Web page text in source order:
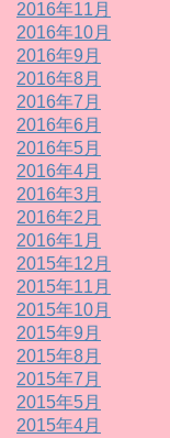
2016年11月
2016年10月
2016年9月
2016年8月
2016年7月
2016年6月
2016年5月
2016年4月
2016年3月
2016年2月
2016年1月
2015年12月
2015年11月
2015年10月
2015年9月
2015年8月
2015年7月
2015年5月
2015年4月